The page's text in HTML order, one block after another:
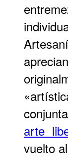
arte
vuelto